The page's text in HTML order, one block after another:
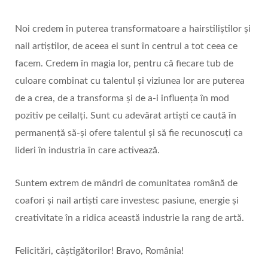
Noi credem în puterea transformatoare a hairstiliștilor și
nail artiștilor, de aceea ei sunt în centrul a tot ceea ce
facem. Credem în magia lor, pentru că fiecare tub de
culoare combinat cu talentul și viziunea lor are puterea
de a crea, de a transforma și de a-i influența în mod
pozitiv pe ceilalți. Sunt cu adevărat artiști ce caută în
permanență să-și ofere talentul și să fie recunoscuți ca
lideri în industria în care activează.
Suntem extrem de mândri de comunitatea română de
coafori și nail artiști care investesc pasiune, energie și
creativitate în a ridica această industrie la rang de artă.
Felicitări, câștigătorilor! Bravo, România!